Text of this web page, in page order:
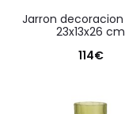
jarron decoracion cristal
23x13x26 cm
114€